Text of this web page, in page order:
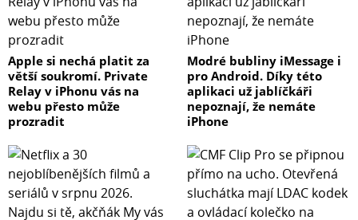
Apple si nechá platit za
větší soukromí. Private
Relay v iPhonu vás na
webu přesto může
prozradit
Modré bubliny iMessage i
pro Android. Díky této
aplikaci už jablíčkáři
nepoznají, že nemáte
iPhone